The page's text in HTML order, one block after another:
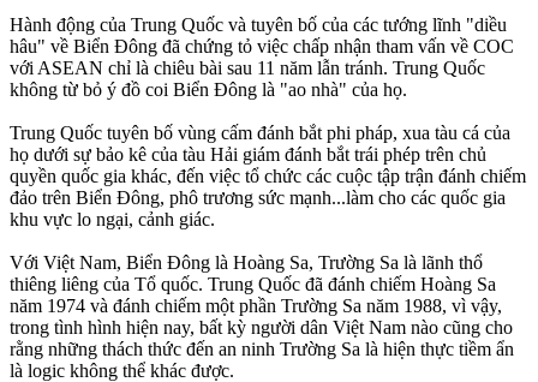
Hành động của Trung Quốc và tuyên bố của các tướng lĩnh "diều
hâu" về Biển Đông đã chứng tỏ việc chấp nhận tham vấn về COC
với ASEAN chỉ là chiêu bài sau 11 năm lẫn tránh. Trung Quốc
không từ bỏ ý đồ coi Biển Đông là "ao nhà" của họ.
Trung Quốc tuyên bố vùng cấm đánh bắt phi pháp, xua tàu cá của
họ dưới sự bảo kê của tàu Hải giám đánh bắt trái phép trên chủ
quyền quốc gia khác, đến việc tổ chức các cuộc tập trận đánh chiếm
đảo trên Biển Đông, phô trương sức mạnh...làm cho các quốc gia
khu vực lo ngại, cảnh giác.
Với Việt Nam, Biển Đông là Hoàng Sa, Trường Sa là lãnh thổ
thiêng liêng của Tổ quốc. Trung Quốc đã đánh chiếm Hoàng Sa
năm 1974 và đánh chiếm một phần Trường Sa năm 1988, vì vậy,
trong tình hình hiện nay, bất kỳ người dân Việt Nam nào cũng cho
rằng những thách thức đến an ninh Trường Sa là hiện thực tiềm ẩn
là logic không thể khác được.